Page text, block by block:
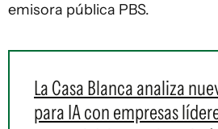
emisora pública PBS.
La Casa Blanca analiza
para IA con empresas